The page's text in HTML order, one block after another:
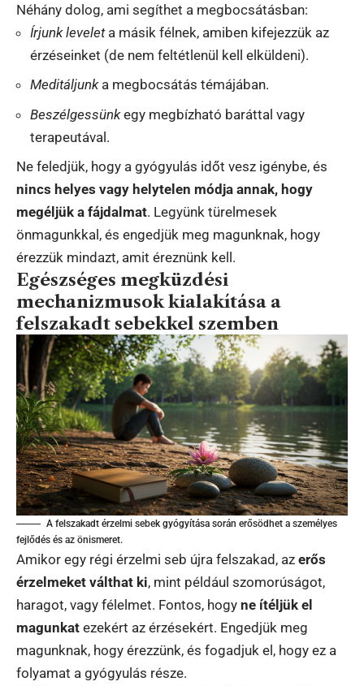
Néhány dolog, ami segíthet a megbocsátásban:
Írjunk leveleta másik félnek, amiben kifejezzük az
érzéseinket (de nem feltétlenül kell elküldeni).
Meditáljunka megbocsátás témájában.
Beszélgessünkegy megbízható baráttal vagy
terapeutával.
Ne feledjük, hogy a gyógyulás időt vesz igénybe, és
nincs helyes vagy helytelen módja annak, hogy
megéljük a fájdalmat. Legyünk türelmesek
önmagunkkal, és engedjük meg magunknak, hogy
érezzük mindazt, amit éreznünk kell.
Egészséges megküzdési
mechanizmusok kialakítása a
felszakadt sebekkel szemben
A felszakadt érzelmi sebek gyógyítása során erősödhet a személyes
fejlődés és az önismeret.
Amikor egy régi érzelmi seb újra felszakad, az erős
érzelmeket válthat ki, mint például szomorúságot,
haragot, vagy félelmet. Fontos, hogy ne ítéljük el
magunkat ezekért az érzésekért. Engedjük meg
magunknak, hogy érezzünk, és fogadjuk el, hogy ez a
folyamat a gyógyulás része.